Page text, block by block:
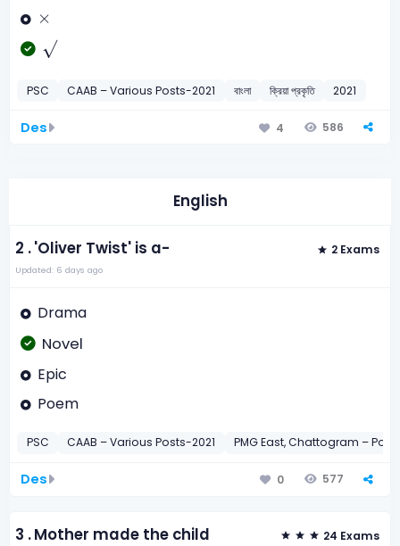
×
×
√
PSC CAAB – Various Posts-2021 বাংলা ক্রিয়া প্রকৃতি 2021
Des 4 586
English
2 .'Oliver Twist' is a- 2 Exams
Updated: 6 days ago
Drama
Novel
Epic
Poem
PSC CAAB – Various Posts-2021 PMG East, Chattogram –
Des 0 577
3 .Mother made the child 24 Exams